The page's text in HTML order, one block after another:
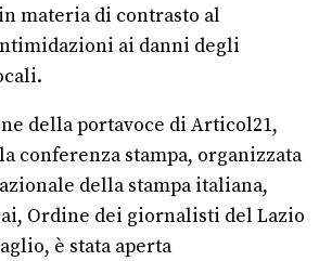
materia di contrasto al
ai danni degli
della portavoce di Articol21,
conferenza stampa, organizzata
della stampa italiana,
Ordine dei giornalisti del Lazio
è stata aperta